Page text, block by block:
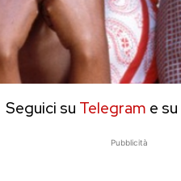
Seguici su Telegram e su
Pubblicità